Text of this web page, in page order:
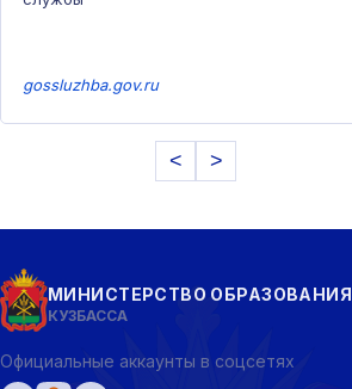
gossluzhba.gov.ru
< >
МИНИСТЕРСТВО ОБРАЗОВАНИЯ
КУЗБАССА
Официальные аккаунты в соцсетях